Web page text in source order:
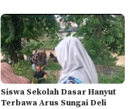
Siswa Sekolah Dasar Hanyut
Terbawa Arus Sungai Deli